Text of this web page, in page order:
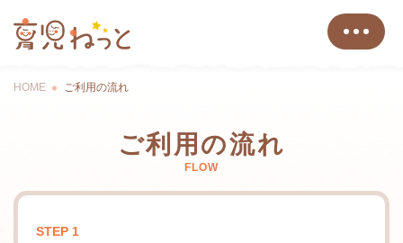
HOME ご利用の流れ
ご利用の流れ
FLOW
STEP 1